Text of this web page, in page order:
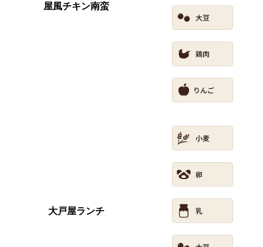
屋風チキン南蛮
大戸屋ランチ